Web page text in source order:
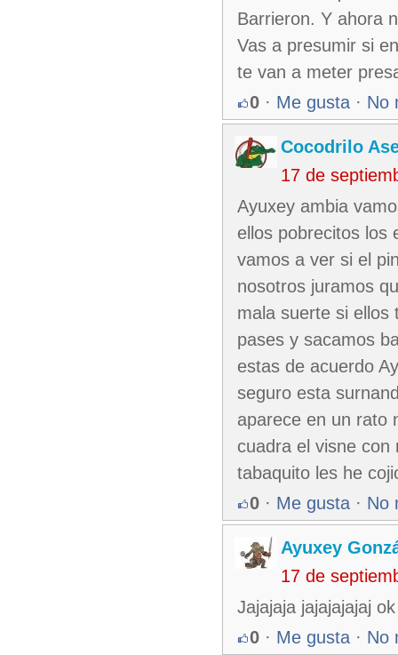
Barrieron. Y ahora
Vas a presumir si
te van a meter
0 · Me gusta · No
Cocodrilo
17 de
Ayuxey ambia
ellos pobrecitos los
vamos a ver si el
nosotros juramos
mala suerte si ellos
pases y sacamos
estas de acuerdo
seguro esta
aparece en un rato
cuadra el visne
tabaquito les he
0 · Me gusta · No
Ayuxey
17 de
Jajajaja jajajajajaj
0 · Me gusta · No